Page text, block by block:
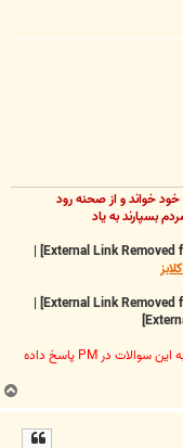
خواند و از صحنه رود
بسپارند به ياد
|
|
لطفا سوالات فني را فقط در خود انجمن مطرح بفرماييد، به اين سوالات در PM پاسخ داده
ب
ا